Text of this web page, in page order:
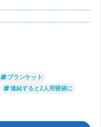
ブランケット
連結すると2人用寝袋に